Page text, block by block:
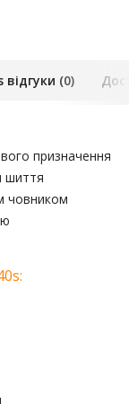
(0)
призначення
шиття
човником